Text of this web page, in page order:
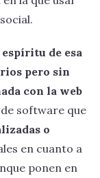
de esa
pero sin
con la web
software que
o
en cuanto a
ponen en